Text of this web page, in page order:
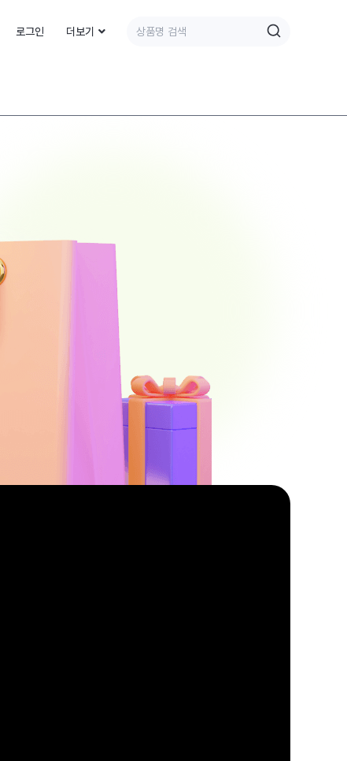
로그인 더보기